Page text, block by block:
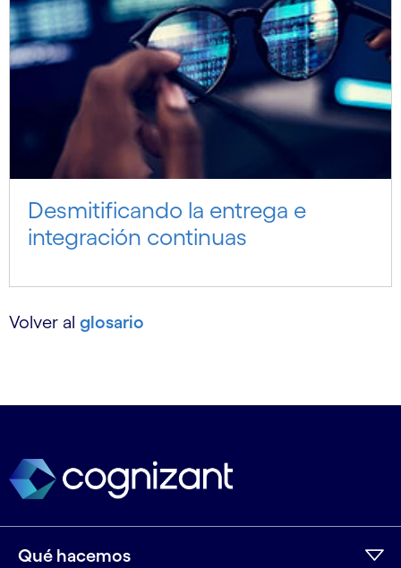
Desmitificando la entrega e
integración continuas
Volver al glosario
Qué hacemos